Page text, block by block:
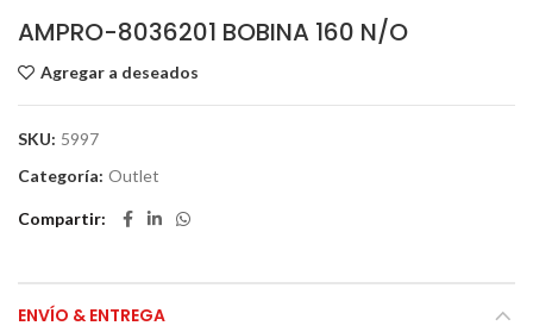
AMPRO-8036201 BOBINA 160 N/O
Agregar a deseados
SKU: 5997
Categoría: Outlet
Compartir
ENVÍO & ENTREGA